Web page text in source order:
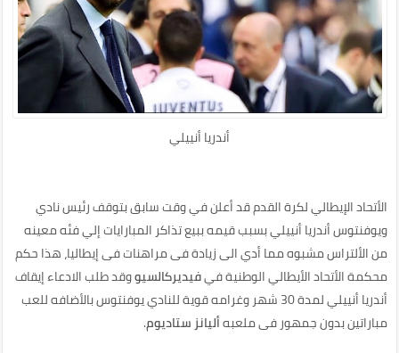
أندريا أنييلي
الأتحاد الإيطالي لكرة القدم قد أعلن في وقت سابق بتوقف رئيس نادي
ويوفنتوس أندريا أنييلي بسبب قيمه ببيع تذاكر المبارايات إلي فئه معينه
من الألتراس مشبوه مما أدي الى زيادة فى مراهنات فى إيطاليا، هذا حكم
محكمة الأتحاد الأيطالي الوطنية فيفيديركالسيووقد طلب الادعاء إيقاف
أندريا أنييلي لمدة 30 شهر وغرامه قوية للنادي يوفنتوس بالأضافه للعب
مباراتين بدون جمهور فى ملعبهأليانز ستاديوم.